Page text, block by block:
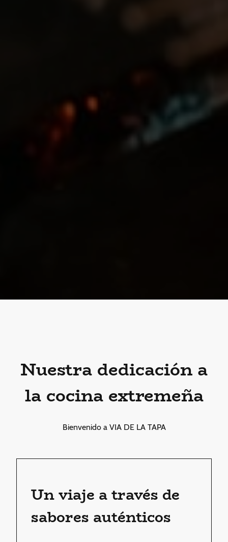
Nuestra dedicación a
la cocina extremeña
Bienvenido a VIA DE LA TAPA
Un viaje a través de
sabores auténticos